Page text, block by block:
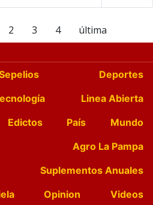
2 3 4 última
Deportes
Linea Abierta
Edictos País
Mundo
Agro La Pampa
Suplementos Anuales
Opinion
Videos